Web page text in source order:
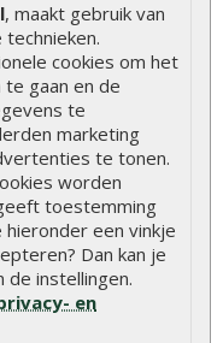
, maakt gebruik van
cookies om het
gaan en de
te
marketing
te tonen.
worden
toestemming
een vinkje
Dan kan je
de instellingen.
en